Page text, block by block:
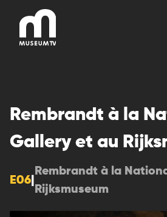
contenu
Rembrandt à la
Gallery et au
E06
Rembrandt à la
Rijksmuseum